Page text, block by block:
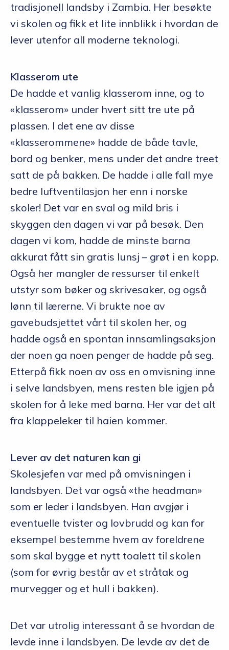
Søk i dag
tradisjonell landsby i Zambia. Her besøkte
vi skolen og fikk et lite innblikk i hvordan de
lever utenfor all moderne teknologi.
Klasserom ute
De hadde et vanlig klasserom inne, og to
«klasserom» under hvert sitt tre ute på
plassen. I det ene av disse
«klasserommene» hadde de både tavle,
bord og benker, mens under det andre treet
satt de på bakken. De hadde i alle fall mye
bedre luftventilasjon her enn i norske
skoler! Det var en sval og mild bris i
skyggen den dagen vi var på besøk. Den
dagen vi kom, hadde de minste barna
akkurat fått sin gratis lunsj – grøt i en kopp.
Også her mangler de ressurser til enkelt
utstyr som bøker og skrivesaker, og også
lønn til lærerne. Vi brukte noe av
gavebudsjettet vårt til skolen her, og
hadde også en spontan innsamlingsaksjon
der noen ga noen penger de hadde på seg.
Etterpå fikk noen av oss en omvisning inne
i selve landsbyen, mens resten ble igjen på
skolen for å leke med barna. Her var det alt
fra klappeleker til haien kommer.
Lever av det naturen kan gi
Skolesjefen var med på omvisningen i
landsbyen. Det var også «the headman»
som er leder i landsbyen. Han avgjør i
eventuelle tvister og lovbrudd og kan for
eksempel bestemme hvem av foreldrene
som skal bygge et nytt toalett til skolen
(som for øvrig består av et stråtak og
murvegger og et hull i bakken).
Det var utrolig interessant å se hvordan de
levde inne i landsbyen. De levde av det de